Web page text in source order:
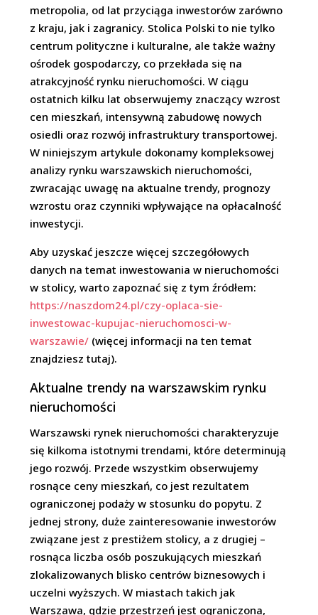
metropolia, od lat przyciąga inwestorów zarówno
z kraju, jak i zagranicy. Stolica Polski to nie tylko
centrum polityczne i kulturalne, ale także ważny
ośrodek gospodarczy, co przekłada się na
atrakcyjność rynku nieruchomości. W ciągu
ostatnich kilku lat obserwujemy znaczący wzrost
cen mieszkań, intensywną zabudowę nowych
osiedli oraz rozwój infrastruktury transportowej.
W niniejszym artykule dokonamy kompleksowej
analizy rynku warszawskich nieruchomości,
zwracając uwagę na aktualne trendy, prognozy
wzrostu oraz czynniki wpływające na opłacalność
inwestycji.
Aby uzyskać jeszcze więcej szczegółowych
danych na temat inwestowania w nieruchomości
w stolicy, warto zapoznać się z tym źródłem:
https://naszdom24.pl/czy-oplaca-sie-
inwestowac-kupujac-nieruchomosci-w-
warszawie/ (więcej informacji na ten temat
znajdziesz tutaj).
Aktualne trendy na warszawskim rynku
nieruchomości
Warszawski rynek nieruchomości charakteryzuje
się kilkoma istotnymi trendami, które determinują
jego rozwój. Przede wszystkim obserwujemy
rosnące ceny mieszkań, co jest rezultatem
ograniczonej podaży w stosunku do popytu. Z
jednej strony, duże zainteresowanie inwestorów
związane jest z prestiżem stolicy, a z drugiej –
rosnąca liczba osób poszukujących mieszkań
zlokalizowanych blisko centrów biznesowych i
uczelni wyższych. W miastach takich jak
Warszawa, gdzie przestrzeń jest ograniczona,